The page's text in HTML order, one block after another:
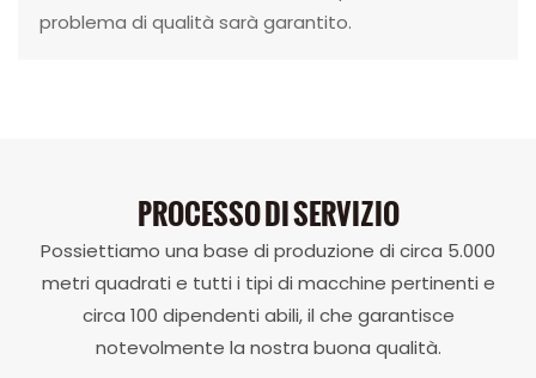
problema di qualità sarà garantito.
PROCESSO DI SERVIZIO
Possiettiamo una base di produzione di circa 5.000
metri quadrati e tutti i tipi di macchine pertinenti e
circa 100 dipendenti abili, il che garantisce
notevolmente la nostra buona qualità.